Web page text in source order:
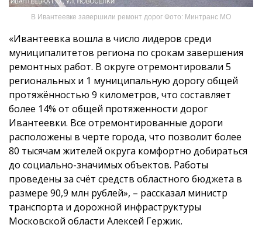
В Ивантеевке завершили ремонт дорог Фото: Минтранс МО
«Ивантеевка вошла в число лидеров среди
муниципалитетов региона по срокам завершения
ремонтных работ. В округе отремонтировали 5
региональных и 1 муниципальную дорогу общей
протяжённостью 9 километров, что составляет
более 14% от общей протяженности дорог
Ивантеевки. Все отремонтированные дороги
расположены в черте города, что позволит более
80 тысячам жителей округа комфортно добираться
до социально-значимых объектов. Работы
проведены за счёт средств областного бюджета в
размере 90,9 млн рублей», – рассказал министр
транспорта и дорожной инфраструктуры
Московской области Алексей Гержик.